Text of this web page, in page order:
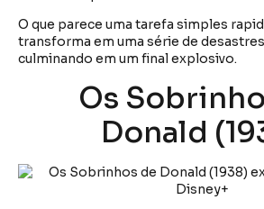
O que parece uma tarefa simples
transforma em uma série de
culminando em um final explosivo.
Os
Donald